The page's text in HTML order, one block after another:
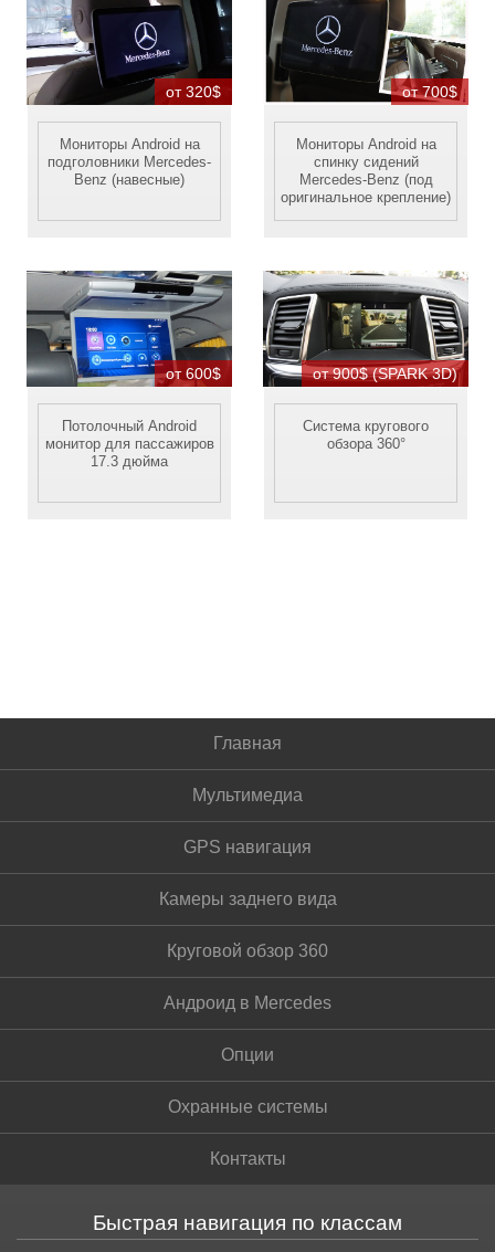
от 320$
Мониторы Android на
подголовники Mercedes-
Benz (навесные)
от 700$
Мониторы Android на
спинку сидений
Mercedes-Benz (под
оригинальное крепление)
от 600$
Потолочный Android
монитор для пассажиров
17.3 дюйма
от 900$ (SPARK 3D)
Система кругового
обзора 360°
Главная
Мультимедиа
GPS навигация
Камеры заднего вида
Круговой обзор 360
Андроид в Mercedes
Опции
Охранные системы
Контакты
Быстрая навигация по классам